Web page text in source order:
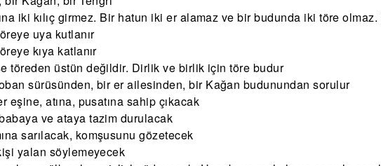
iki kılıç girmez. Bir hatun iki er alamaz ve bir budunda iki töre
uya kutlanır
kıya katlanır
töreden üstün değildir. Dirlik ve birlik için töre budur
sürüsünden, bir er ailesinden, bir Kağan budunundan sorulur
eşine, atına, pusatına sahip çıkacak
ve ataya tazim durulacak
sarılacak, komşusunu gözetecek
yalan söylemeyecek